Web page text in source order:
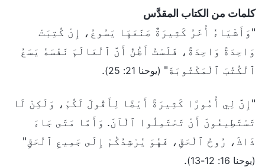
كلمات من الكتاب المقدَّس
"وَأَشْيَاءُ أُخَرُ كَثِيرَةٌ صَنَعَهَا يَسُوعُ، إِنْ كُتِبَتْ
وَاحِدَةً وَاحِدَةً، فَلَسْتُ أَظُنُّ أَنَّ ٱلْعَالَمَ نَفْسَهُ يَسَعُ
ٱلْكُتُبَ ٱلْمَكْتُوبَةَ" (يوحنا 21: 25) .
"إِنَّ لِي أُمُورًا كَثِيرَةً أَيْضًا لِأَقُولَ لَكُمْ، وَلَكِنْ لَا
تَسْتَطِيعُونَ أَنْ تَحْتَمِلُوا ٱلْآنَ. وَأَمَّا مَتَى جَاءَ
ذَاكَ، رُوحُ ٱلْحَقِّ، فَهُوَ يُرْشِدُكُمْ إِلَى جَمِيعِ ٱلْحَقِّ"
(يوحنا 16: 12-13) .